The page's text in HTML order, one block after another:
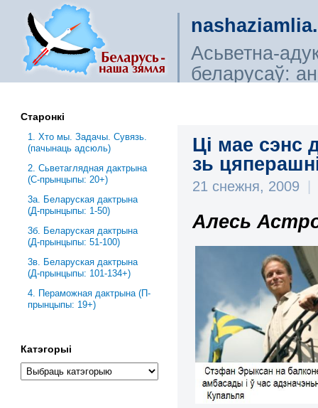
Асьветна-
беларусаў:
Ці мае сэнс
зь
21 снежня, 2009 |
Алесь
Старонкі
1. Хто мы. Задачы. Сувязь.
(пачынаць адсюль)
2. Сьветаглядная дактрына
(С-прынцыпы: 20+)
3a. Беларуская дактрына
(Д-прынцыпы: 1-50)
3б. Беларуская дактрына
(Д-прынцыпы: 51-100)
3в. Беларуская дактрына
(Д-прынцыпы: 101-134+)
4. Пераможная дактрына (П-
прынцыпы: 19+)
Катэгорыі